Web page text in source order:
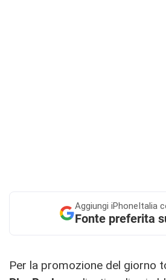
Aggiungi iPhoneItalia
Fonte preferita
Per la promozione del giorno